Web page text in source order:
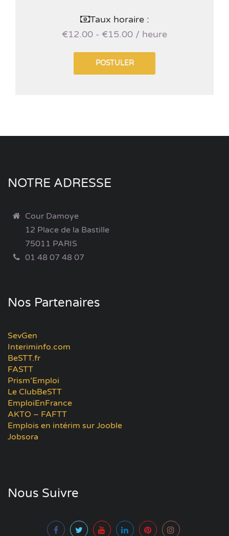
Taux horaire :
€12.00 - €15.00 / heure
POSTULER
NOTRE ADRESSE
Cour Damoye
12 Place de la Bastille
75011 PARIS
01 48 07 48 07
Nos Partenaires
SevGen
Interiminfo.com
BeSTT.fr
FASTT
Prism’Emploi
Le ClubBeSTT
EmploiEnFrance
AKTO – FAFTT
Emplois en intérim sur Jooble
Jobsora
Nous Suivre